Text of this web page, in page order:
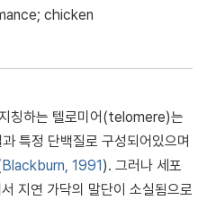
chicken
칭하는 텔로미어(telomere)는
특정 단백질로 구성되어있으며
Blackburn, 1991). 그러나 세포
지연 가닥의 말단이 소실됨으로